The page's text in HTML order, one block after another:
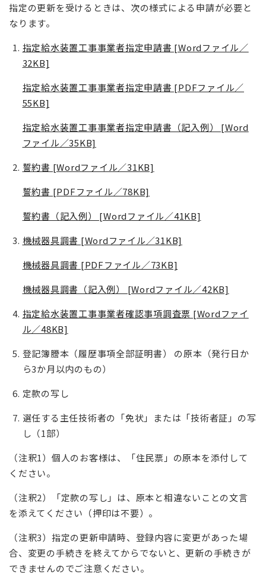
指定の更新を受けるときは、次の様式による申請が必要と
なります。
指定給水装置工事事業者指定申請書 [Wordファイル／
32KB]
指定給水装置工事事業者指定申請書 [PDFファイル／
55KB]
指定給水装置工事事業者指定申請書（記入例） [Word
ファイル／35KB]
誓約書 [Wordファイル／31KB]
誓約書 [PDFファイル／78KB]
誓約書（記入例） [Wordファイル／41KB]
機械器具調書 [Wordファイル／31KB]
機械器具調書 [PDFファイル／73KB]
機械器具調書（記入例） [Wordファイル／42KB]
指定給水装置工事事業者確認事項調査票 [Wordファイ
ル／48KB]
登記簿謄本（履歴事項全部証明書） の原本（発行日か
ら3か月以内のもの）
定款の写し
選任する主任技術者の「免状」または「技術者証」の写
し（1部）
（注釈1）個人のお客様は、「住民票」の原本を添付して
ください。
（注釈2）「定款の写し」は、原本と相違ないことの文言
を添えてください（押印は不要）。
（注釈3）指定の更新申請時、登録内容に変更があった場
合、変更の手続きを終えてからでないと、更新の手続きが
できませんのでご注意ください。